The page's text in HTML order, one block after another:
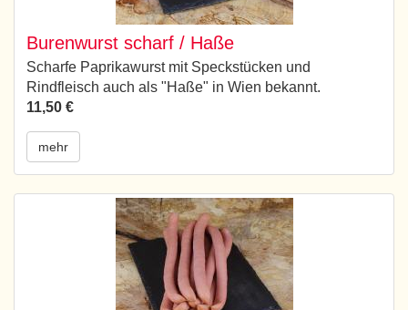
Burenwurst scharf / Haße
Scharfe Paprikawurst mit Speckstücken und
Rindfleisch auch als "Haße" in Wien bekannt.
11,50 €
mehr